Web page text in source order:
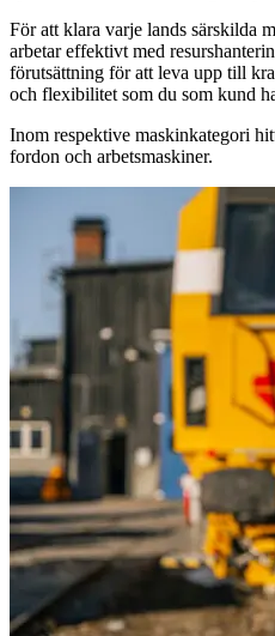
För att klara varje lands särskilda
arbetar effektivt med
förutsättning för att leva upp till
och flexibilitet som du som kund
Inom respektive maskinkategori
fordon och arbetsmaskiner.